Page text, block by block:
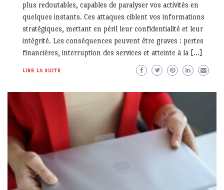
plus redoutables, capables de paralyser vos activités en
quelques instants. Ces attaques ciblent vos informations
stratégiques, mettant en péril leur confidentialité et leur
intégrité. Les conséquences peuvent être graves : pertes
financières, interruption des services et atteinte à la […]
LIRE LA SUITE